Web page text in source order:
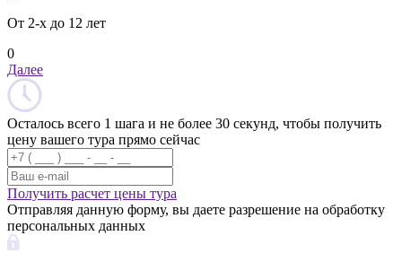
От 2-х до 12 лет
0
Далее
Осталось всего 1 шага и не более 30 секунд, чтобы получить
цену вашего тура прямо сейчас
Получить расчет цены тура
Отправляя данную форму, вы даете разрешение на обработку
персональных данных